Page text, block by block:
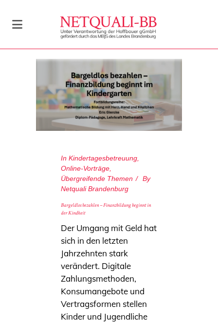
In Kindertagesbetreuung
Online-Vorträge
Übergreifende Themen
By
Netquali Brandenburg
Bargeldlos bezahlen – Finanzbildung beginnt in
der Kindheit
Der Umgang mit Geld hat
sich in den letzten
Jahrzehnten stark
verändert. Digitale
Zahlungsmethoden,
Konsumangebote und
Vertragsformen stellen
Kinder und Jugendliche